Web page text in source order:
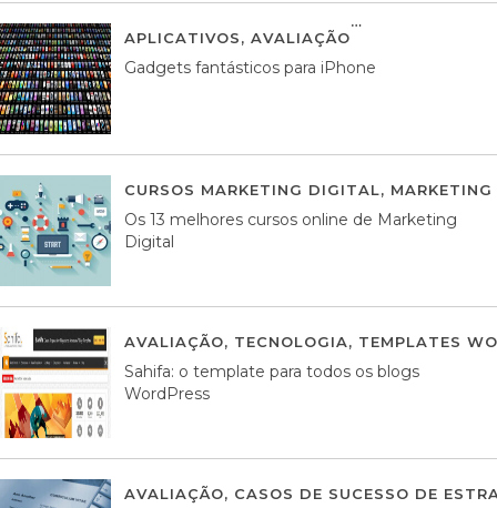
APLICATIVOS, AVALIAÇÃO
Gadgets fantásticos para iPhone
CURSOS MARKETING DIGITAL,
Os 13 melhores cursos online de Marketing
Digital
AVALIAÇÃO, TECNOLOGIA, TEMPLATES
Sahifa: o template para todos os blogs
WordPress
AVALIAÇÃO, CASOS DE SUCESSO DE